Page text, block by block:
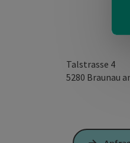
Talstrasse 4
5280 Braunau